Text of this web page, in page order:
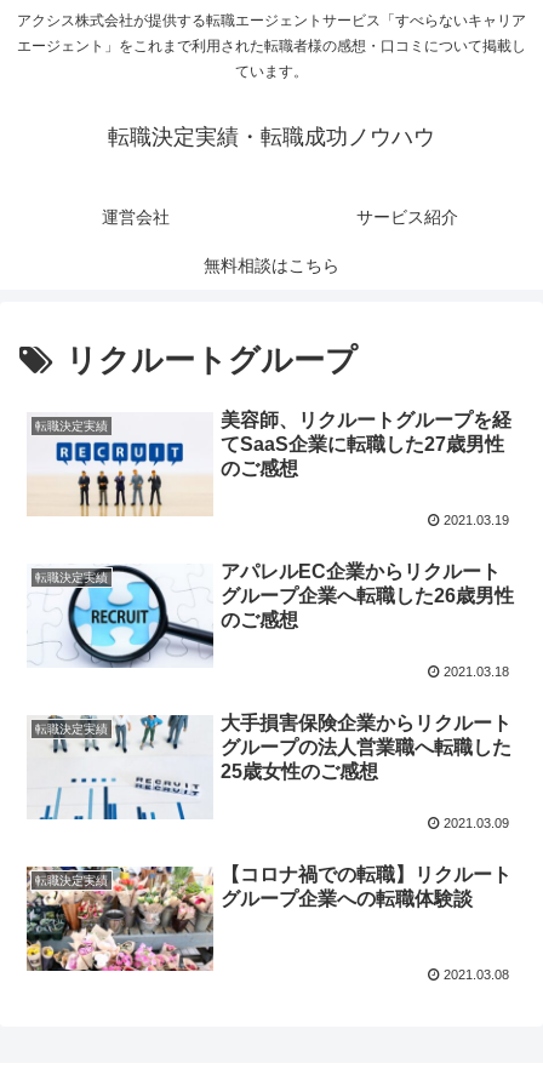
アクシス株式会社が提供する転職エージェントサービス「すべらないキャリア
エージェント」をこれまで利用された転職者様の感想・口コミについて掲載し
ています。
転職決定実績・転職成功ノウハウ
運営会社 サービス紹介
無料相談はこちら
リクルートグループ
転職決定実績
美容師、リクルートグループを経
てSaaS企業に転職した27歳男性
のご感想
2021.03.19
転職決定実績
アパレルEC企業からリクルート
グループ企業へ転職した26歳男性
のご感想
2021.03.18
転職決定実績
大手損害保険企業からリクルート
グループの法人営業職へ転職した
25歳女性のご感想
2021.03.09
転職決定実績
【コロナ禍での転職】リクルート
グループ企業への転職体験談
2021.03.08